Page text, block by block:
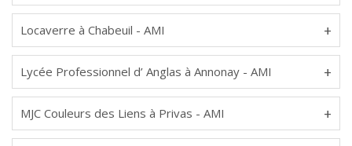
Locaverre à Chabeuil - AMI
Lycée Professionnel d’ Anglas à Annonay - AMI
MJC Couleurs des Liens à Privas - AMI